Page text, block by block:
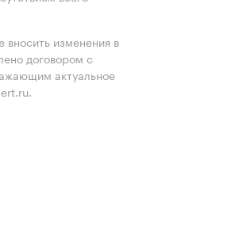
вносить изменения в
договором с
актуальное